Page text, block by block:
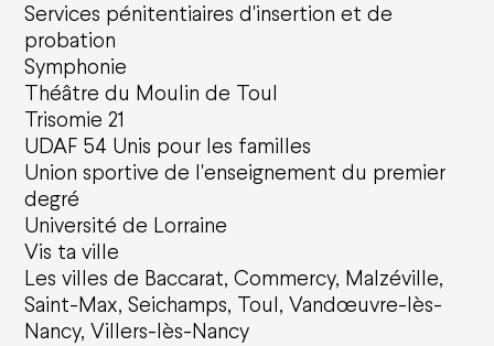
Services pénitentiaires d'insertion et de
probation
Symphonie
Théâtre du Moulin de Toul
Trisomie 21
UDAF 54 Unis pour les familles
Union sportive de l'enseignement du premier
degré
Université de Lorraine
Vis ta ville
Les villes de Baccarat, Commercy, Malzéville,
Saint-Max, Seichamps, Toul, Vandœuvre-lès-
Nancy, Villers-lès-Nancy